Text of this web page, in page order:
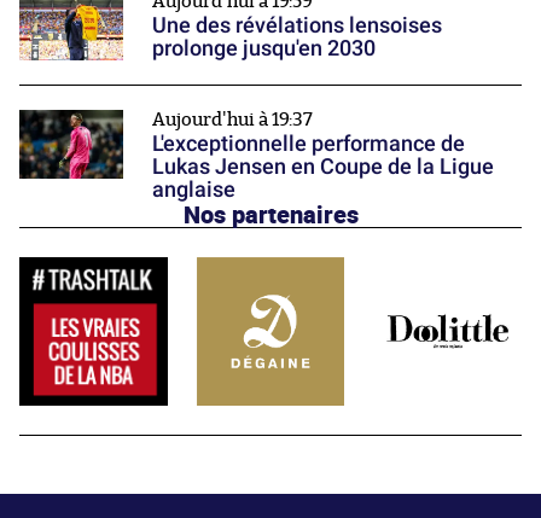
Une des révélations lensoises
prolonge jusqu'en 2030
Aujourd'hui à 19:37
L'exceptionnelle performance de
Lukas Jensen en Coupe de la Ligue
anglaise
Nos partenaires